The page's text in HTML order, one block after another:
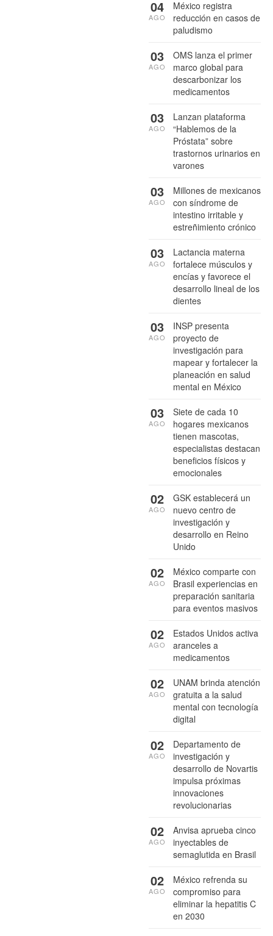
México registra
reducción en casos de
paludismo
04
AGO
OMS lanza el primer
marco global para
descarbonizar los
medicamentos
03
AGO
Lanzan plataforma
“Hablemos de la
Próstata” sobre
trastornos urinarios en
varones
03
AGO
Millones de mexicanos
con síndrome de
intestino irritable y
estreñimiento crónico
03
AGO
Lactancia materna
fortalece músculos y
encías y favorece el
desarrollo lineal de los
dientes
03
AGO
INSP presenta
proyecto de
investigación para
mapear y fortalecer la
planeación en salud
mental en México
03
AGO
Siete de cada 10
hogares mexicanos
tienen mascotas,
especialistas destacan
beneficios físicos y
emocionales
03
AGO
GSK establecerá un
nuevo centro de
investigación y
desarrollo en Reino
Unido
02
AGO
México comparte con
Brasil experiencias en
preparación sanitaria
para eventos masivos
02
AGO
Estados Unidos activa
aranceles a
medicamentos
02
AGO
UNAM brinda atención
gratuita a la salud
mental con tecnología
digital
02
AGO
Departamento de
investigación y
desarrollo de Novartis
impulsa próximas
innovaciones
revolucionarias
02
AGO
Anvisa aprueba cinco
inyectables de
semaglutida en Brasil
02
AGO
México refrenda su
compromiso para
eliminar la hepatitis C
en 2030
02
AGO